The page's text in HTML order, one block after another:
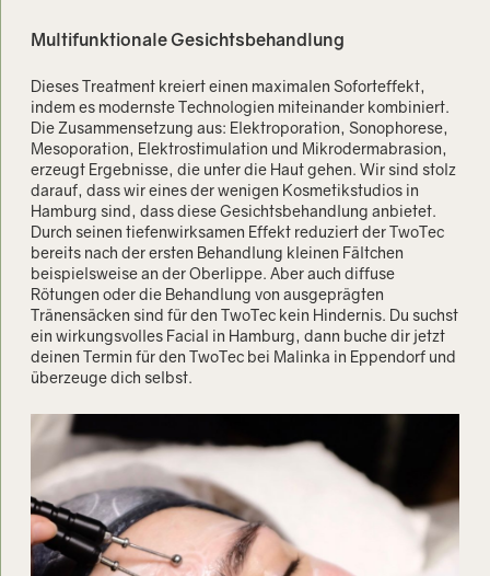
Multifunktionale Gesichtsbehandlung
Dieses Treatment kreiert einen maximalen Soforteffekt,
indem es modernste Technologien miteinander kombiniert.
Die Zusammensetzung aus: Elektroporation, Sonophorese,
Mesoporation, Elektrostimulation und Mikrodermabrasion,
erzeugt Ergebnisse, die unter die Haut gehen. Wir sind stolz
darauf, dass wir eines der wenigen Kosmetikstudios in
Hamburg sind, dass diese Gesichtsbehandlung anbietet.
Durch seinen tiefenwirksamen Effekt reduziert der TwoTec
bereits nach der ersten Behandlung kleinen Fältchen
beispielsweise an der Oberlippe. Aber auch diffuse
Rötungen oder die Behandlung von ausgeprägten
Tränensäcken sind für den TwoTec kein Hindernis. Du suchst
ein wirkungsvolles Facial in Hamburg, dann buche dir jetzt
deinen Termin für den TwoTec bei Malinka in Eppendorf und
überzeuge dich selbst.